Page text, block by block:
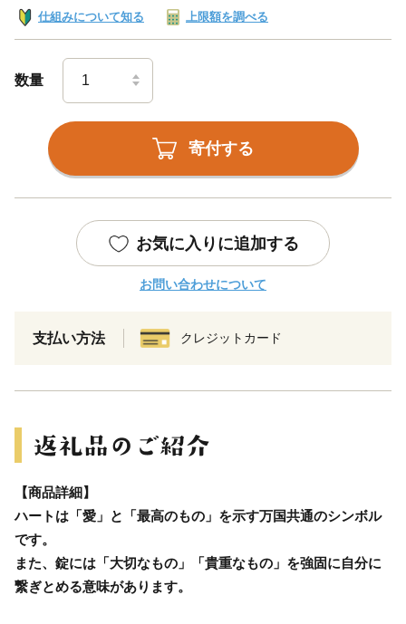
仕組みについて知る 上限額を調べる
数量
寄付する
お気に入りに追加する
お問い合わせについて
支払い方法 クレジットカード
【商品詳細】
ハートは「愛」と「最高のもの」を示す万国共通のシンボル
です。
また、錠には「大切なもの」「貴重なもの」を強固に自分に
繋ぎとめる意味があります。